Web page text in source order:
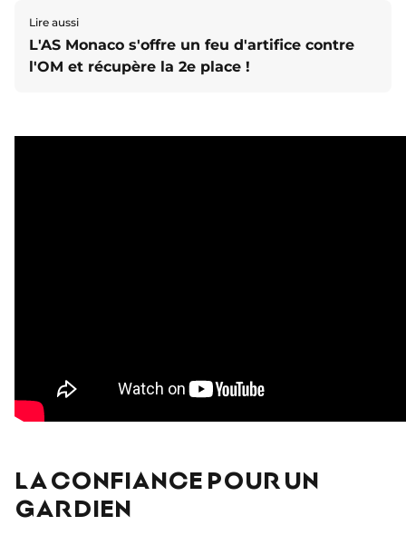
Lire aussi
L'AS Monaco s'offre un feu d'artifice contre
l'OM et récupère la 2e place !
LA CONFIANCE POUR UN
GARDIEN